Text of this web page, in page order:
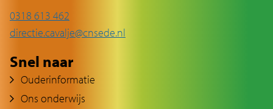
0318 613 462
directie.cavalje@cnsede.nl
Snel naar
Ouderinformatie
Ons onderwijs